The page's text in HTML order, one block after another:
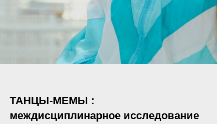
ТАНЦЫ-МЕМЫ :
междисциплинарное исследование